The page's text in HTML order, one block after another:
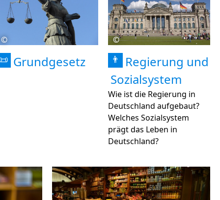
©
Grundgesetz
©
👨
Regierung und
Sozialsystem
Wie ist die Regierung in
Deutschland aufgebaut?
Welches Sozialsystem
prägt das Leben in
Deutschland?